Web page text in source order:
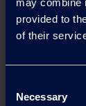
may combine
provided to
of their
Selection
Necessary